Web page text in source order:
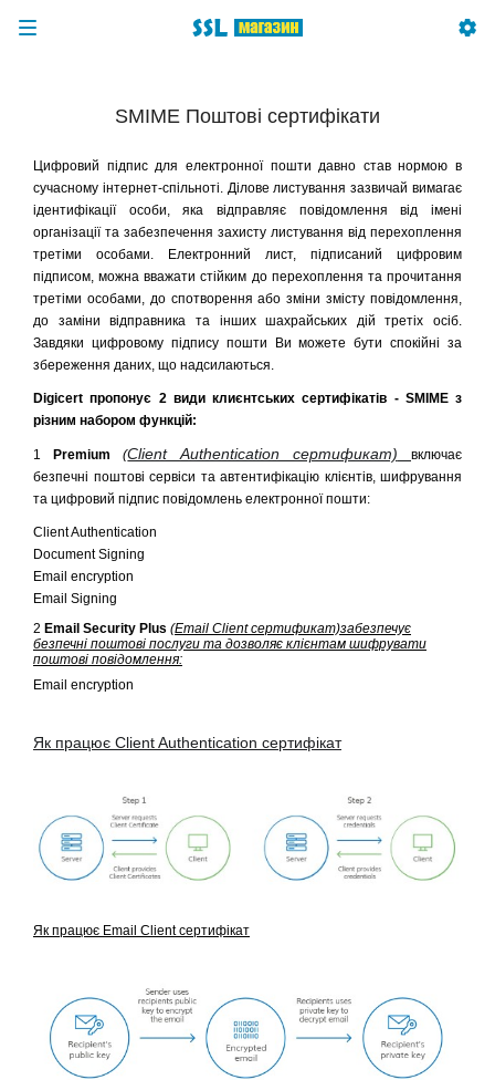
SMIME Поштові сертифікати
Цифровий підпис для електронної пошти давно став нормою в
сучасному інтернет-спільноті. Ділове листування зазвичай вимагає
ідентифікації особи, яка відправляє повідомлення від імені
організації та забезпечення захисту листування від перехоплення
третіми особами. Електронний лист, підписаний цифровим
підписом, можна вважати стійким до перехоплення та прочитання
третіми особами, до спотворення або зміни змісту повідомлення,
до заміни відправника та інших шахрайських дій третіх осіб.
Завдяки цифровому підпису пошти Ви можете бути спокійні за
збереження даних, що надсилаються.
Digicert пропонує 2 види клиєнтських сертифікатів - SMIME з
різним набором функцій:
1 Premium(Client Authentication сертификат)
включає
безпечні поштові сервіси та автентифікацію клієнтів, шифрування
та цифровий підпис повідомлень електронної пошти:
Client Authentication
Document Signing
Email encryption
Email Signing
2 Email Security Plus (Email Client сертификат)забезпечує
безпечні поштові послуги та дозволяє клієнтам шифрувати
поштові повідомлення:
Email encryption
Як працює Client Authentication сертифікат
Як працює Email Client сертифікат